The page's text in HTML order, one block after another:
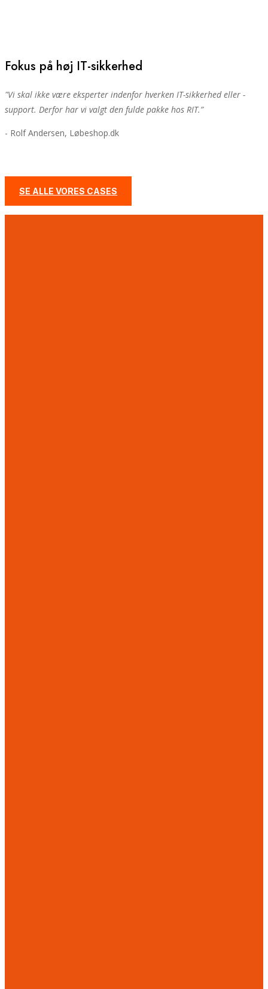
Fokus på høj IT-sikkerhed
"Vi skal ikke være eksperter indenfor hverken IT-sikkerhed eller -
support. Derfor har vi valgt den fulde pakke hos RIT.”
- Rolf Andersen, Løbeshop.dk
SE ALLE VORES CASES